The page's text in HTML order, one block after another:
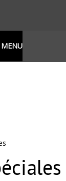
MENU